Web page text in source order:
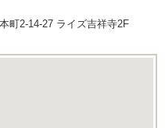
町2-14-27 ライズ吉祥寺2F